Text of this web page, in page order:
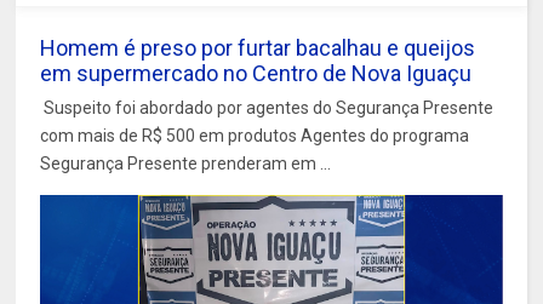
Homem é preso por furtar bacalhau e queijos
em supermercado no Centro de Nova Iguaçu
Suspeito foi abordado por agentes do Segurança Presente
com mais de R$ 500 em produtos Agentes do programa
Segurança Presente prenderam em ...